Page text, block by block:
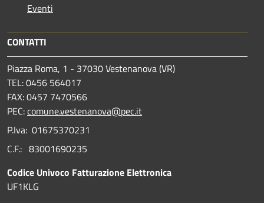
Eventi
CONTATTI
Piazza Roma, 1 - 37030 Vestenanova (VR)
TEL: 0456 564017
FAX: 0457 7470566
PEC:comune.vestenanova@pec.it
P.Iva: 01675370231
C.F.: 83001690235
Codice Univoco Fatturazione Elettronica
UF1KLG